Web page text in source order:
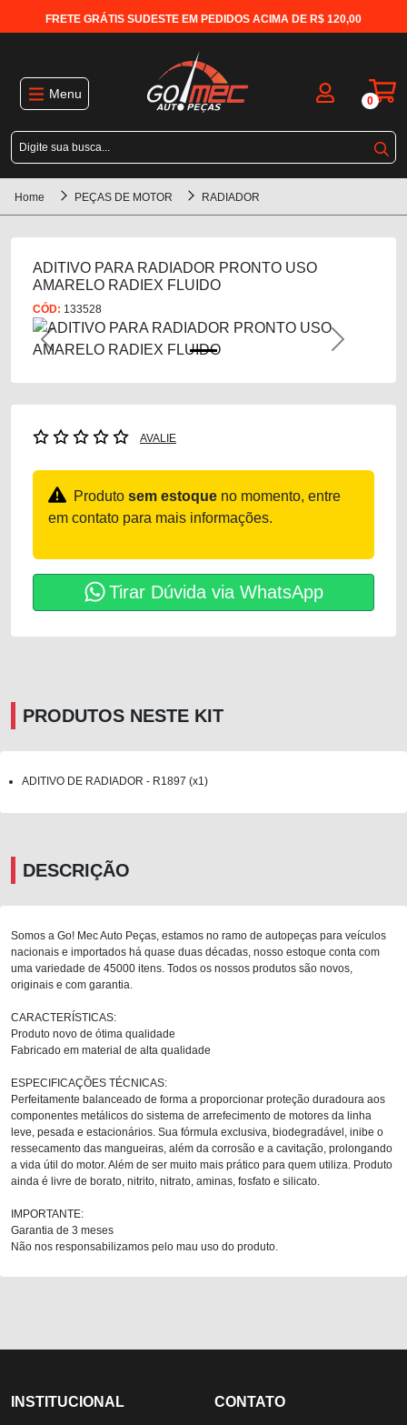
FRETE GRÁTIS SUDESTE EM PEDIDOS ACIMA DE R$ 120,00
Menu 0
Home PEÇAS DE MOTOR RADIADOR
ADITIVO PARA RADIADOR PRONTO USO
AMARELO RADIEX FLUIDO
CÓD: 133528
Previous Next
AVALIE
Produto sem estoque no momento, entre
em contato para mais informações.
Tirar Dúvida via WhatsApp
PRODUTOS NESTE KIT
ADITIVO DE RADIADOR - R1897 (x1)
DESCRIÇÃO
Somos a Go! Mec Auto Peças, estamos no ramo de autopeças para veículos
nacionais e importados há quase duas décadas, nosso estoque conta com
uma variedade de 45000 itens. Todos os nossos produtos são novos,
originais e com garantia.
CARACTERÍSTICAS:
Produto novo de ótima qualidade
Fabricado em material de alta qualidade
ESPECIFICAÇÕES TÉCNICAS:
Perfeitamente balanceado de forma a proporcionar proteção duradoura aos
componentes metálicos do sistema de arrefecimento de motores da linha
leve, pesada e estacionários. Sua fórmula exclusiva, biodegradável, inibe o
ressecamento das mangueiras, além da corrosão e a cavitação, prolongando
a vida útil do motor. Além de ser muito mais prático para quem utiliza. Produto
ainda é livre de borato, nitrito, nitrato, aminas, fosfato e silicato.
IMPORTANTE:
Garantia de 3 meses
Não nos responsabilizamos pelo mau uso do produto.
INSTITUCIONAL CONTATO